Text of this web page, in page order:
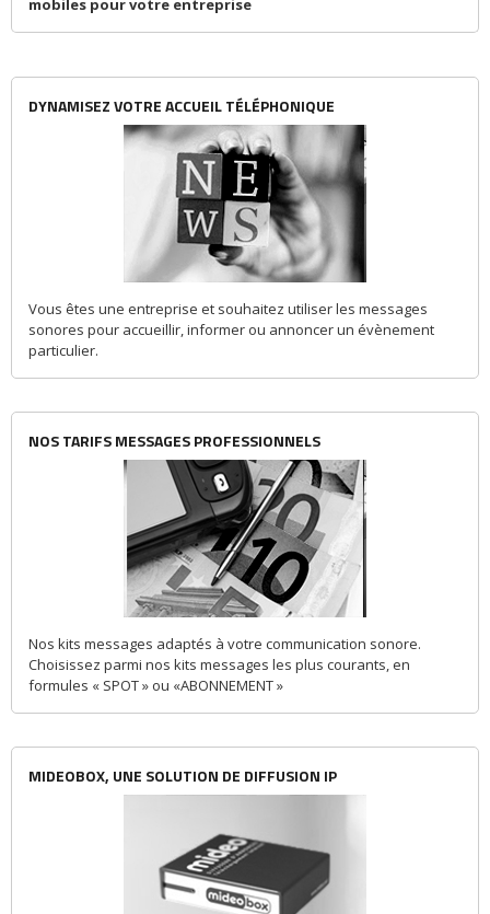
mobiles pour votre entreprise
DYNAMISEZ VOTRE ACCUEIL TÉLÉPHONIQUE
Vous êtes une entreprise et souhaitez utiliser les messages
sonores pour accueillir, informer ou annoncer un évènement
particulier.
NOS TARIFS MESSAGES PROFESSIONNELS
Nos kits messages adaptés à votre communication sonore.
Choisissez parmi nos kits messages les plus courants, en
formules « SPOT » ou «ABONNEMENT »
MIDEOBOX, UNE SOLUTION DE DIFFUSION IP